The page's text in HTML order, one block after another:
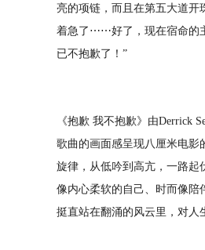
亮的项链，而且在第五大道开
着急了 ⋯⋯好了，现在宿命的
已不抱歉了！”
《抱歉 我不抱歉》由Derrick
歌曲的画面感呈现八厘米电影
旋律，从低吟到高亢，一路起
像内心柔软的自己、时而像陪
挺直站在翻涌的风云里，对人